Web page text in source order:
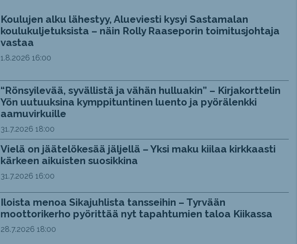
Koulujen alku lähestyy, Alueviesti kysyi Sastamalan
koulukuljetuksista – näin Rolly Raaseporin toimitusjohtaja
vastaa
1.8.2026 16:00
“Rönsyilevää, syvällistä ja vähän hulluakin” – Kirjakorttelin
Yön uutuuksina kymppituntinen luento ja pyörälenkki
aamuvirkuille
31.7.2026 18:00
Vielä on jäätelökesää jäljellä – Yksi maku kiilaa kirkkaasti
kärkeen aikuisten suosikkina
31.7.2026 16:00
Iloista menoa Sikajuhlista tansseihin – Tyrvään
moottorikerho pyörittää nyt tapahtumien taloa Kiikassa
28.7.2026 18:00